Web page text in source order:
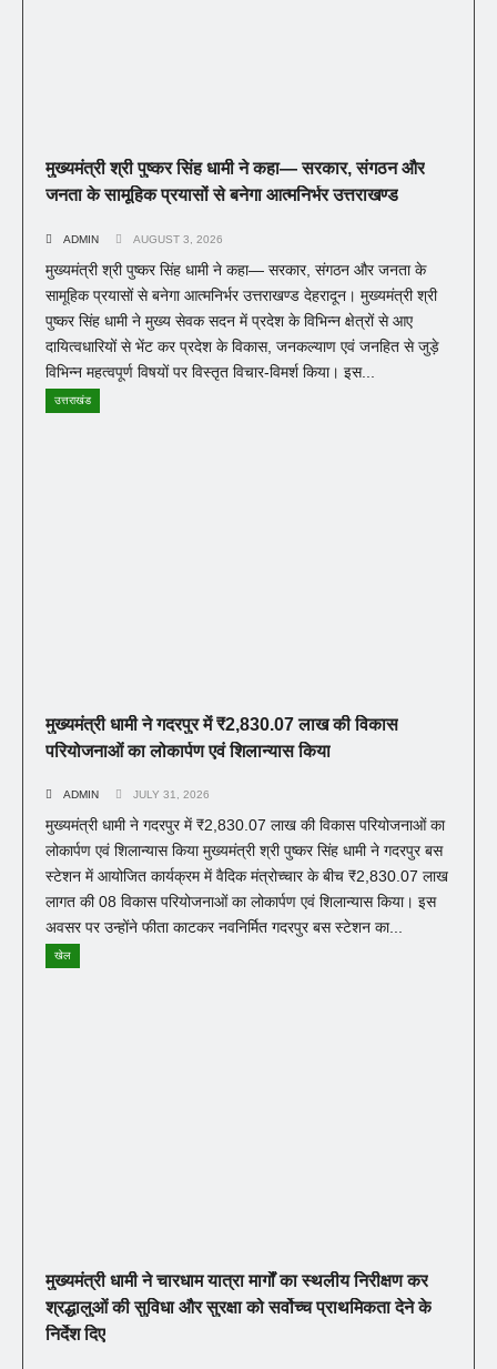
मुख्यमंत्री श्री पुष्कर सिंह धामी ने कहा— सरकार, संगठन और
जनता के सामूहिक प्रयासों से बनेगा आत्मनिर्भर उत्तराखण्ड
ADMIN AUGUST 3, 2026
मुख्यमंत्री श्री पुष्कर सिंह धामी ने कहा— सरकार, संगठन और जनता के
सामूहिक प्रयासों से बनेगा आत्मनिर्भर उत्तराखण्ड देहरादून। मुख्यमंत्री श्री
पुष्कर सिंह धामी ने मुख्य सेवक सदन में प्रदेश के विभिन्न क्षेत्रों से आए
दायित्वधारियों से भेंट कर प्रदेश के विकास, जनकल्याण एवं जनहित से जुड़े
विभिन्न महत्वपूर्ण विषयों पर विस्तृत विचार-विमर्श किया। इस...
उत्तराखंड
मुख्यमंत्री धामी ने गदरपुर में ₹2,830.07 लाख की विकास
परियोजनाओं का लोकार्पण एवं शिलान्यास किया
ADMIN JULY 31, 2026
मुख्यमंत्री धामी ने गदरपुर में ₹2,830.07 लाख की विकास परियोजनाओं का
लोकार्पण एवं शिलान्यास किया मुख्यमंत्री श्री पुष्कर सिंह धामी ने गदरपुर बस
स्टेशन में आयोजित कार्यक्रम में वैदिक मंत्रोच्चार के बीच ₹2,830.07 लाख
लागत की 08 विकास परियोजनाओं का लोकार्पण एवं शिलान्यास किया। इस
अवसर पर उन्होंने फीता काटकर नवनिर्मित गदरपुर बस स्टेशन का...
खेल
मुख्यमंत्री धामी ने चारधाम यात्रा मार्गों का स्थलीय निरीक्षण कर
श्रद्धालुओं की सुविधा और सुरक्षा को सर्वोच्च प्राथमिकता देने के
निर्देश दिए